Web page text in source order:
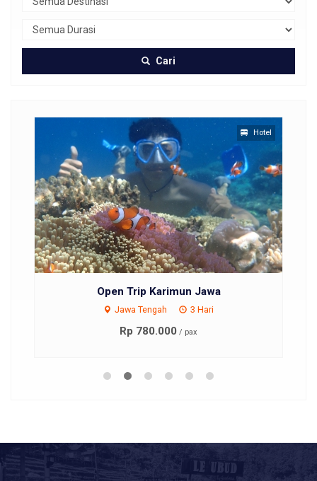
Cari
Open Trip Karimun Jawa
Jawa Tengah 3 Hari
Rp 780.000 / pax
Hotel